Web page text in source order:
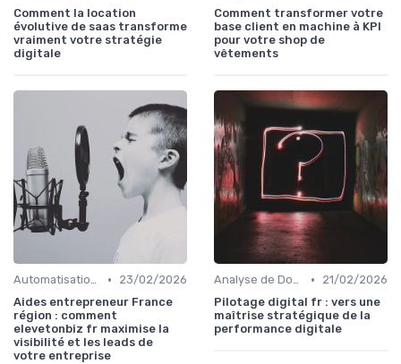
Comment la location
évolutive de saas transforme
vraiment votre stratégie
digitale
Comment transformer votre
base client en machine à KPI
pour votre shop de
vêtements
Automatisation du Marketing •
23/02/2026
Aides entrepreneur France
région : comment
elevetonbiz fr maximise la
visibilité et les leads de
votre entreprise
Analyse de Données et Mesure de Performance •
21/02/2026
Pilotage digital fr : vers une
maîtrise stratégique de la
performance digitale